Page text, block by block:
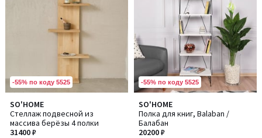
-55% по коду 5525
SO'HOME
Стеллаж подвесной из
массива берёзы 4 полки
31400 ₽
Количество
цветов:
2
-55% по коду 5525
SO'HOME
Полка для книг, Balaban /
Балабан
20200 ₽
Количество
цветов:
3